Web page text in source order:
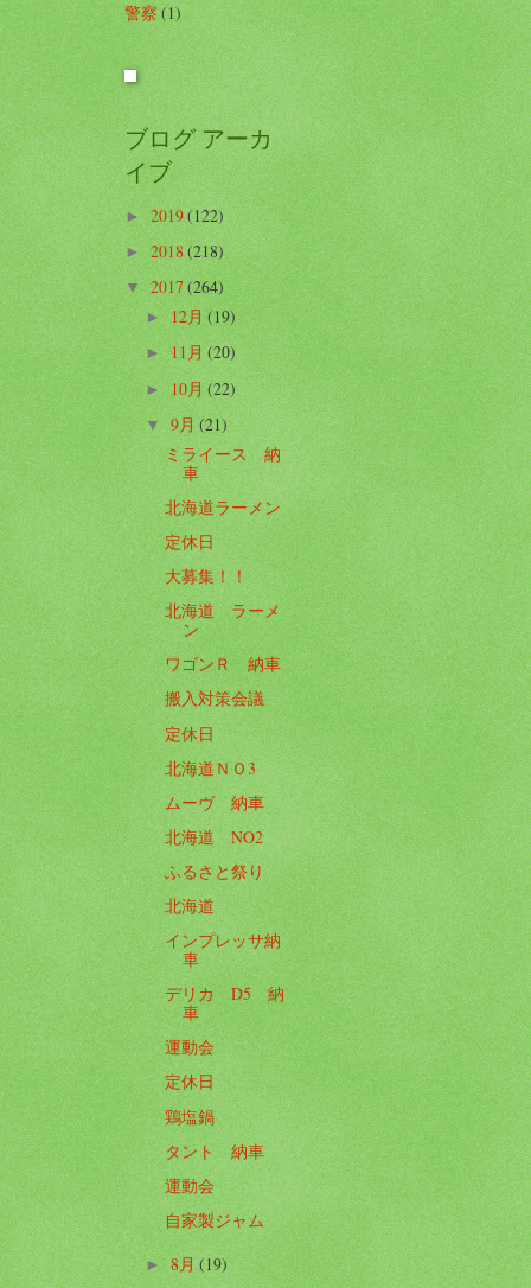
警察 (1)
ブログ アーカ
イブ
►2019(122)
► 2018(218)
▼2017(264)
►12月(19)
►11月(20)
►10月(22)
▼ 9月(21)
ミライース 納
車
北海道ラーメン
定休日
大募集！！
北海道 ラーメ
ン
ワゴンＲ 納車
搬入対策会議
定休日
北海道ＮＯ3
ムーヴ 納車
北海道 NO2
ふるさと祭り
北海道
インプレッサ納
車
デリカ D5 納
車
運動会
定休日
鶏塩鍋
タント 納車
運動会
自家製ジャム
►8月(19)